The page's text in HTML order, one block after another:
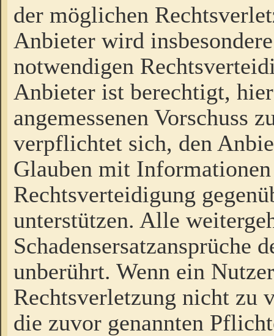
der möglichen
Anbieter wird
notwendigen
Anbieter ist berechtigt,
angemessenen Vorschuss
verpflichtet sich, den
Glauben mit
Rechtsverteidigung
unterstützen. Alle
Schadensersatzansprüche
unberührt. Wenn ein
Rechtsverletzung nicht zu
die zuvor genannten